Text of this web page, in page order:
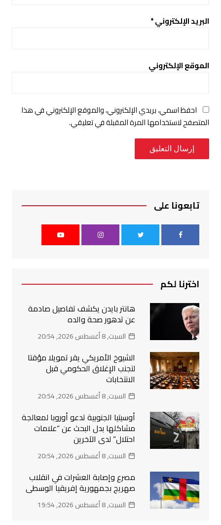
البريد الإلكتروني*
الموقع الإلكتروني
احفظ اسمي، بريدي الإلكتروني، والموقع الإلكتروني في هذا
المتصفح لاستخدامها المرة المقبلة في تعليقي.
تابعونا على
اخترنا لكم
هانتر بايدن يكشف تفاصيل صادمة
عن تدهور صحة والده
السبت, 8 أغسطس 2026, 20:54
الشيوخ الأمريكي يقر تمويلا مؤقتا
لتجنب الإغلاق الحكومي قبل
الانتخابات
السبت, 8 أغسطس 2026, 20:54
أوسيتيا الجنوبية تدعو أوروبا لمعالجة
مشاكلها بدل البحث عن “علامات
احتلال” لدى الآخرين
السبت, 8 أغسطس 2026, 20:54
مصرع وإصابة العشرات في انقلاب
صهريج بجمهورية إفريقيا الوسطى
السبت, 8 أغسطس 2026, 19:54